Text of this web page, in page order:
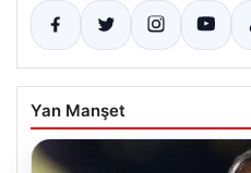
Yan Manşet